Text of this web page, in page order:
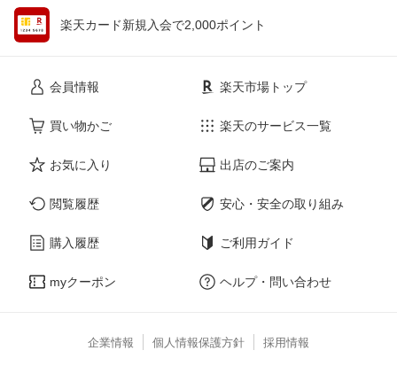
楽天カード新規入会で2,000ポイント
会員情報
買い物かご
お気に入り
閲覧履歴
購入履歴
myクーポン
楽天市場トップ
楽天のサービス一覧
出店のご案内
安心・安全の取り組み
ご利用ガイド
ヘルプ・問い合わせ
企業情報 個人情報保護方針 採用情報